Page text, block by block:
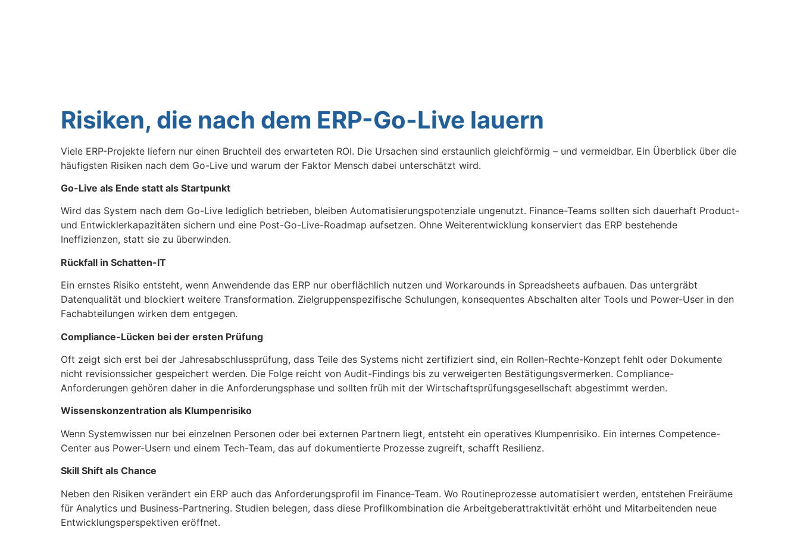
Risiken, die nach dem ERP-Go-Live lauern
Viele ERP-Projekte liefern nur einen Bruchteil des erwarteten ROI. Die Ursachen sind erstaunlich gleichförmig – und vermeidbar. Ein Überblick über die
häufigsten Risiken nach dem Go-Live und warum der Faktor Mensch dabei unterschätzt wird.
Go-Live als Ende statt als Startpunkt
Wird das System nach dem Go-Live lediglich betrieben, bleiben Automatisierungspotenziale ungenutzt. Finance-Teams sollten sich dauerhaft Product-
und Entwicklerkapazitäten sichern und eine Post-Go-Live-Roadmap aufsetzen. Ohne Weiterentwicklung konserviert das ERP bestehende
Ineffizienzen, statt sie zu überwinden.
Rückfall in Schatten-IT
Ein ernstes Risiko entsteht, wenn Anwendende das ERP nur oberflächlich nutzen und Workarounds in Spreadsheets aufbauen. Das untergräbt
Datenqualität und blockiert weitere Transformation. Zielgruppenspezifische Schulungen, konsequentes Abschalten alter Tools und Power-User in den
Fachabteilungen wirken dem entgegen.
Compliance-Lücken bei der ersten Prüfung
Oft zeigt sich erst bei der Jahresabschlussprüfung, dass Teile des Systems nicht zertifiziert sind, ein Rollen-Rechte-Konzept fehlt oder Dokumente
nicht revisionssicher gespeichert werden. Die Folge reicht von Audit-Findings bis zu verweigerten Bestätigungsvermerken. Compliance-
Anforderungen gehören daher in die Anforderungsphase und sollten früh mit der Wirtschaftsprüfungsgesellschaft abgestimmt werden.
Wissenskonzentration als Klumpenrisiko
Wenn Systemwissen nur bei einzelnen Personen oder bei externen Partnern liegt, entsteht ein operatives Klumpenrisiko. Ein internes Competence-
Center aus Power-Usern und einem Tech-Team, das auf dokumentierte Prozesse zugreift, schafft Resilienz.
Skill Shift als Chance
Neben den Risiken verändert ein ERP auch das Anforderungsprofil im Finance-Team. Wo Routineprozesse automatisiert werden, entstehen Freiräume
für Analytics und Business-Partnering. Studien belegen, dass diese Profilkombination die Arbeitgeberattraktivität erhöht und Mitarbeitenden neue
Entwicklungsperspektiven eröffnet.